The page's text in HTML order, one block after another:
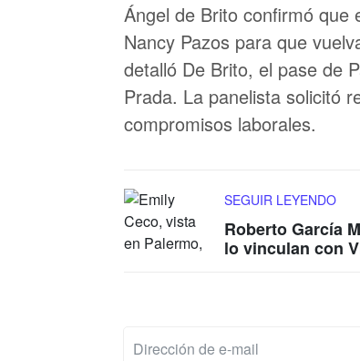
Ángel de Brito confirmó que
Nancy Pazos para que
detalló De Brito, el pase de
Prada. La panelista solicitó
compromisos laborales.
SEGUIR LEYENDO
Roberto García
lo vinculan con